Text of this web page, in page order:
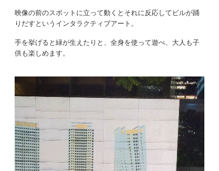
映像の前のスポットに立って動くとそれに反応してビルが踊
りだすというインタラクティブアート。
手を挙げると緑が生えたりと、全身を使って遊べ、大人も子
供も楽しめます。